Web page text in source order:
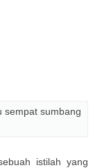
sempat sumbang
istilah yang